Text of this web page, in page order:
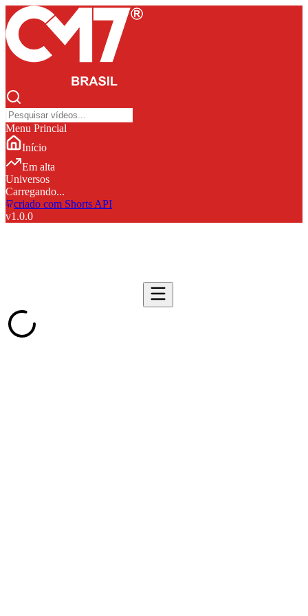
Menu Princial
Início
Em alta
Universos
Carregando...
criado com Shorts API
v1.0.0